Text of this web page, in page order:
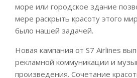
море или городское здание
мере раскрыть красоту этого
было нашей задачей.
Новая кампания от S7 Airlines
рекламной коммуникации и
произведения. Сочетание